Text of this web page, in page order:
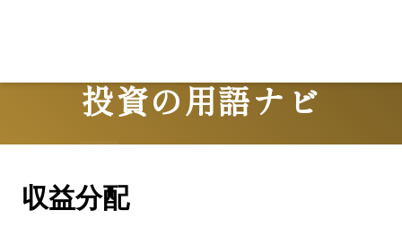
投資の用語ナビ
Terms
収益分配